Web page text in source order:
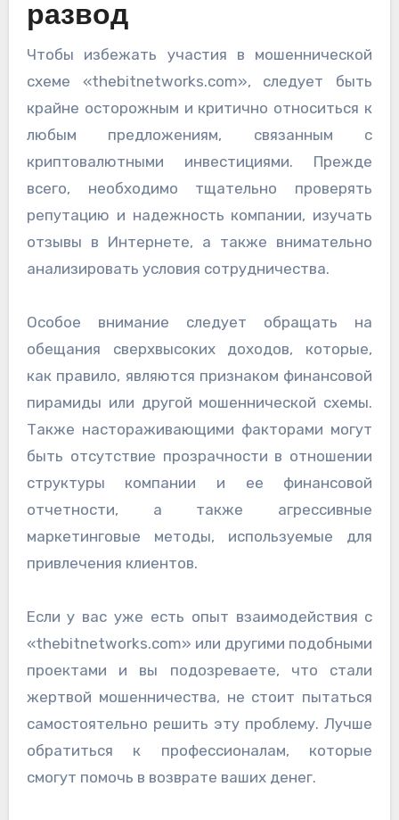
развод
Чтобы избежать участия в мошеннической
схеме «thebitnetworks.com», следует быть
крайне осторожным и критично относиться к
любым предложениям, связанным с
криптовалютными инвестициями. Прежде
всего, необходимо тщательно проверять
репутацию и надежность компании, изучать
отзывы в Интернете, а также внимательно
анализировать условия сотрудничества.
Особое внимание следует обращать на
обещания сверхвысоких доходов, которые,
как правило, являются признаком финансовой
пирамиды или другой мошеннической схемы.
Также настораживающими факторами могут
быть отсутствие прозрачности в отношении
структуры компании и ее финансовой
отчетности, а также агрессивные
маркетинговые методы, используемые для
привлечения клиентов.
Если у вас уже есть опыт взаимодействия с
«thebitnetworks.com» или другими подобными
проектами и вы подозреваете, что стали
жертвой мошенничества, не стоит пытаться
самостоятельно решить эту проблему. Лучше
обратиться к профессионалам, которые
смогут помочь в возврате ваших денег.